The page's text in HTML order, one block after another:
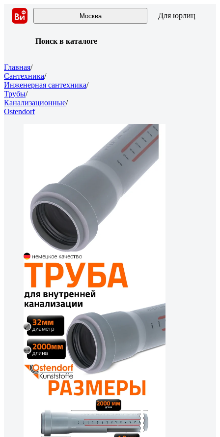
Москва Для юрлиц
Поиск в каталоге
Главная/
Сантехника/
Инженерная сантехника/
Трубы/
Канализационные/
Ostendorf